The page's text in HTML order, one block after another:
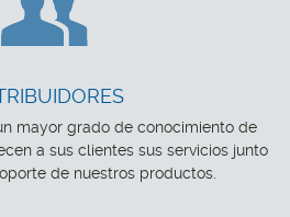
mayor grado de conocimiento de
a sus clientes sus servicios junto
de nuestros productos.